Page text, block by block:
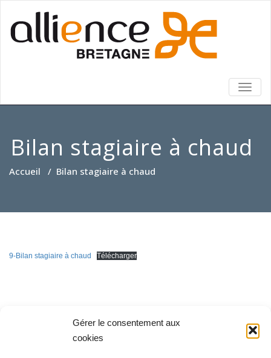
Gérer le consentement aux
cookies
Bilan stagiaire à chaud
Accueil / Bilan stagiaire à chaud
9-Bilan stagiaire à chaud Télécharger